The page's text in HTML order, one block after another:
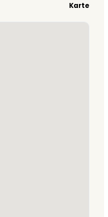
Karte